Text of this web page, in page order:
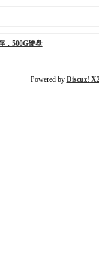
，500G硬盘
Powered by Discuz!